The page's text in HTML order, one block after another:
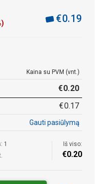
€0.19
Kaina su PVM (vnt.)
€0.20
€0.17
Gauti pasiūlymą
1
Iš viso:
€0.20